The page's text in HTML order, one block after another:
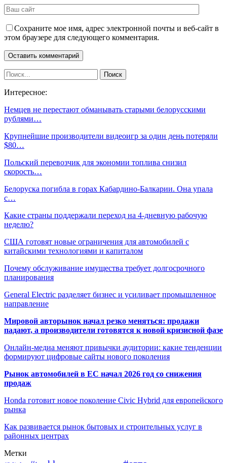
Сохраните мое имя, адрес электронной почты и веб-сайт в
этом браузере для следующего комментария.
Интересное:
Немцев не перестают обманывать старыми белорусскими
рублями…
Крупнейшие производители видеоигр за один день потеряли
$80…
Польский перевозчик для экономии топлива снизил
скорость…
Белоруска погибла в горах Кабардино-Балкарии. Она упала
с…
Какие страны поддержали переход на 4-дневную рабочую
неделю?
США готовят новые ограничения для автомобилей с
китайскими технологиями и капиталом
Почему обслуживание имущества требует долгосрочного
планирования
General Electric разделяет бизнес и усиливает промышленное
направление
Мировой авторынок начал резко меняться: продажи
падают, а производители готовятся к новой кризисной фазе
Онлайн-медиа меняют привычки аудитории: какие тенденции
формируют цифровые сайты нового поколения
Рынок автомобилей в ЕС начал 2026 год со снижения
продаж
Honda готовит новое поколение Civic Hybrid для европейского
рынка
Как развивается рынок бытовых и строительных услуг в
районных центрах
Метки